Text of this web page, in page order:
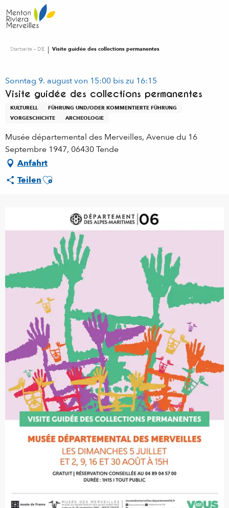
au
contenu
Startseite – DE Visite guidée des collections permanentes
Sonntag 9. august von 15:00 bis zu 16:15
Visite guidée des collections permanentes
KULTURELL
FÜHRUNG UND/ODER KOMMENTIERTE FÜHRUNG
VORGESCHICHTE
ARCHEOLOGIE
Musée départemental des Merveilles, Avenue du 16
Septembre 1947, 06430 Tende
Anfahrt
TeilenAjouter aux favoris